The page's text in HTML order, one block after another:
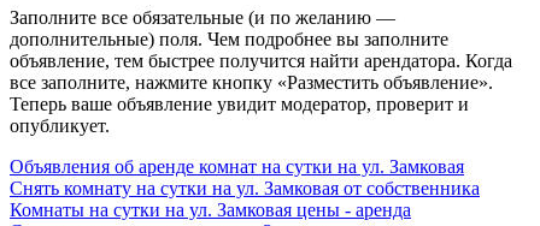
Заполните все обязательные (и по желанию —
дополнительные) поля. Чем подробнее вы заполните
объявление, тем быстрее получится найти арендатора. Когда
все заполните, нажмите кнопку «Разместить объявление».
Теперь ваше объявление увидит модератор, проверит и
опубликует.
Объявления об аренде комнат на сутки на ул. Замковая
Снять комнату на сутки на ул. Замковая от собственника
Комнаты на сутки на ул. Замковая цены - аренда